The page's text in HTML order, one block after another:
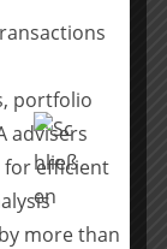
deckt
und Back-
Die
portfolio
advisers
for efficient
more than